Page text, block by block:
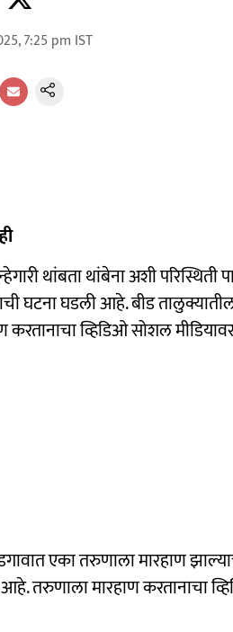
7:25 pm IST
थांबता थांबेना अशी
घटना घडली आहे. बीड
करतानाचा व्हिडिओ सोशल
एका तरुणाला मारहाण
तरुणाला मारहाण करतानाचा